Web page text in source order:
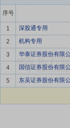
序号
1
深股通专用
2
机构专用
3
华泰证券股份有限
4
国信证券股份有限
5
东吴证券股份有限